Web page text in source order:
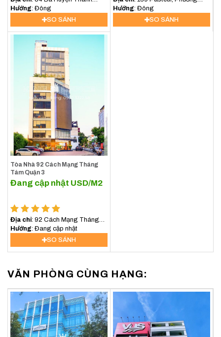
Quan, Xuân Hòa, Hồ Chí Minh,
Hướng : Đông
SO SÁNH
Xuân Hòa, TP.HCM
Hướng : Đông
SO SÁNH
Tòa Nhà 92 Cách Mạng Tháng
Tám Quận 3
Đang cập nhật USD/M2
Địa chỉ: 92 Cách Mạng Tháng
Tám, Phường Xuân Hòa, TP.HCM
Hướng : Đang cập nhật
SO SÁNH
VĂN PHÒNG CÙNG HẠNG: